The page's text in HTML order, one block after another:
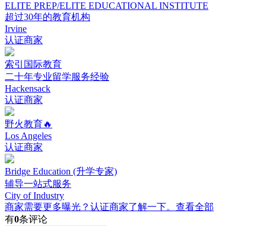
ELITE PREP/ELITE EDUCATIONAL INSTITUTE
超过30年的教育机构
Irvine
认证商家
索引国际教育
二十年专业留学服务经验
Hackensack
认证商家
野火教育🔥
Los Angeles
认证商家
Bridge Education (升学专家)
辅导一站式服务
City of Industry
商家需要更多曝光？认证商家了解一下。 查看全部
有0条评论